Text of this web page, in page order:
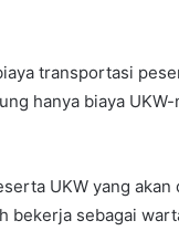
transportasi
hanya biaya
UKW yang
bekerja sebagai